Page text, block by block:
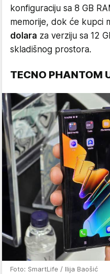
konfiguraciju sa 8 GB
memorije, dok će kupci
dolara za verziju sa 12
skladišnog prostora.
TECNO PHANTOM
Foto: SmartLife / Ilija Baošić